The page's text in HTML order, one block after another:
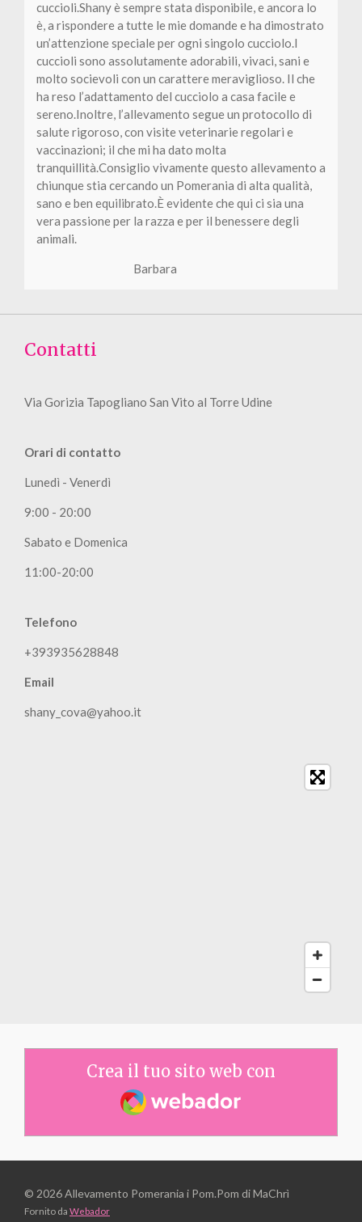
cuccioli.Shany è sempre stata disponibile, e ancora lo
è, a rispondere a tutte le mie domande e ha dimostrato
un’attenzione speciale per ogni singolo cucciolo.I
cuccioli sono assolutamente adorabili, vivaci, sani e
molto socievoli con un carattere meraviglioso. Il che
ha reso l’adattamento del cucciolo a casa facile e
sereno.Inoltre, l’allevamento segue un protocollo di
salute rigoroso, con visite veterinarie regolari e
vaccinazioni; il che mi ha dato molta
tranquillità.Consiglio vivamente questo allevamento a
chiunque stia cercando un Pomerania di alta qualità,
sano e ben equilibrato.È evidente che qui ci sia una
vera passione per la razza e per il benessere degli
animali.
Barbara
Contatti
Via Gorizia Tapogliano San Vito al Torre Udine
Orari di contatto
Lunedì - Venerdì
9:00 - 20:00
Sabato e Domenica
11:00-20:00
Telefono
+393935628848
Email
shany_cova@yahoo.it
Crea il tuo sito web con
Webador
© 2026 Allevamento Pomerania i Pom.Pom di MaChrì
Fornito da Webador